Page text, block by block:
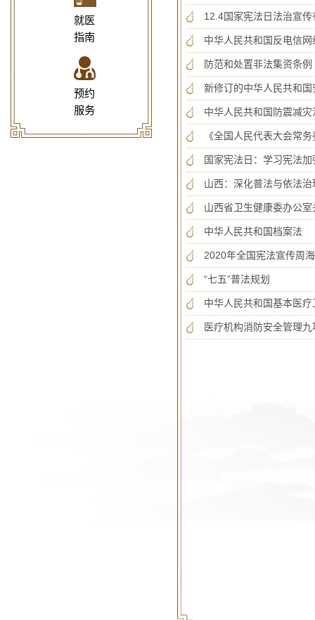
12.4国家宪法日法治宣
中华人民共和国反电信网
防范和处置非法集资条例
新修订的中华人民共和国
中华人民共和国防震减灾
《全国人民代表大会常
国家宪法日：学习宪法
山西：深化普法与依法
山西省卫生健康委办公
中华人民共和国档案法
2020年全国宪法宣传周
“七五”普法规划
中华人民共和国基本医
医疗机构消防安全管理
就医
指南
预约
服务